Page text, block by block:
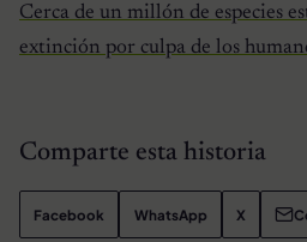
Cerca de un millón de especies
extinción por culpa de los
Comparte esta historia
Facebook WhatsApp X